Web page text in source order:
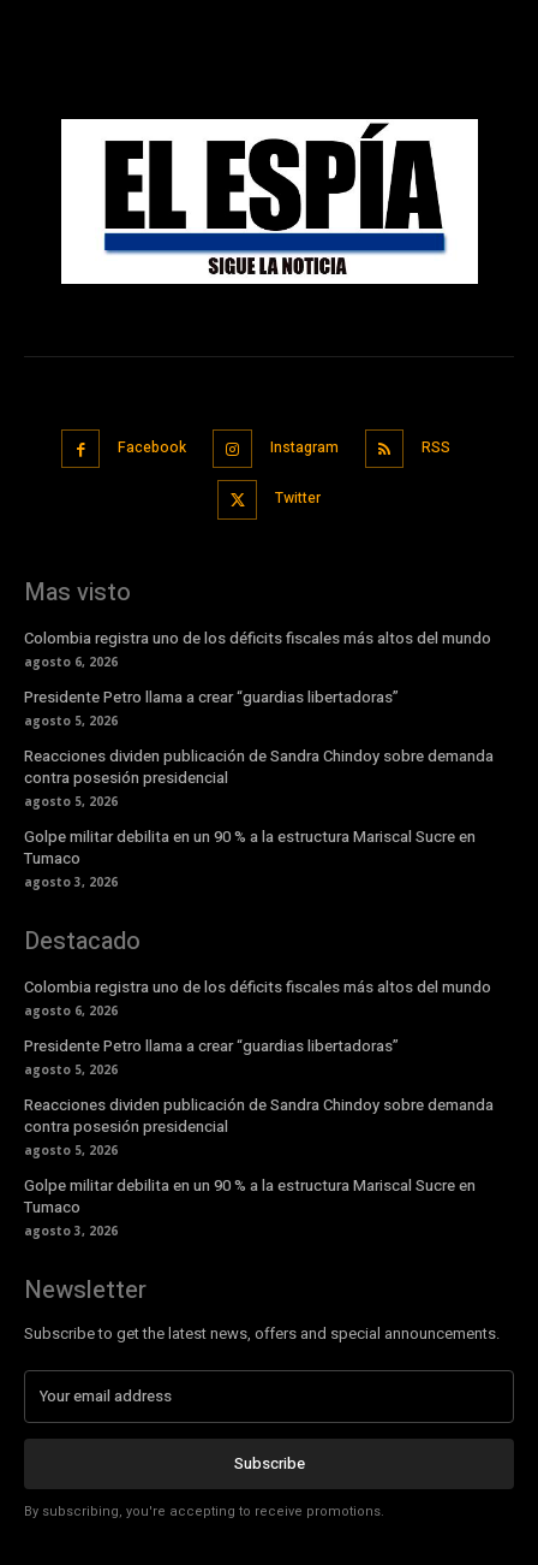
Facebook Instagram RSS
Twitter
Mas visto
Colombia registra uno de los déficits fiscales más altos del mundo
agosto 6, 2026
Presidente Petro llama a crear “guardias libertadoras”
agosto 5, 2026
Reacciones dividen publicación de Sandra Chindoy sobre demanda
contra posesión presidencial
agosto 5, 2026
Golpe militar debilita en un 90 % a la estructura Mariscal Sucre en
Tumaco
agosto 3, 2026
Destacado
Colombia registra uno de los déficits fiscales más altos del mundo
agosto 6, 2026
Presidente Petro llama a crear “guardias libertadoras”
agosto 5, 2026
Reacciones dividen publicación de Sandra Chindoy sobre demanda
contra posesión presidencial
agosto 5, 2026
Golpe militar debilita en un 90 % a la estructura Mariscal Sucre en
Tumaco
agosto 3, 2026
Newsletter
Subscribe to get the latest news, offers and special announcements.
Subscribe
By subscribing, you're accepting to receive promotions.